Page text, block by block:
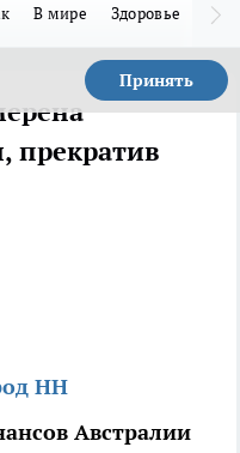
В мире Здоровье
Принять
прекратив
НН
Австралии